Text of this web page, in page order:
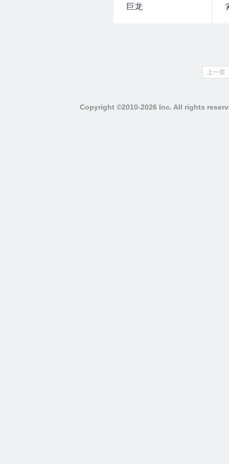
巨龙
上一页
Copyright ©2010-2026 Inc. All rights